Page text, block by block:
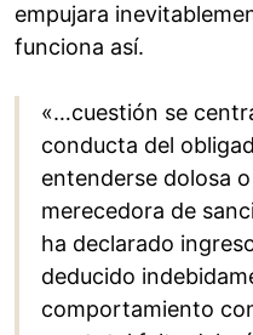
empujara
funciona así.
«…cuestión se
conducta del
entenderse dolosa
merecedora de
ha declarado
deducido
comportamiento